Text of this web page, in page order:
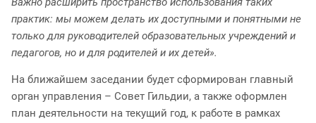
практик: мы можем делать их доступными и понятными не
только для руководителей образовательных учреждений и
педагогов, но и для родителей и их детей».
На ближайшем заседании будет сформирован главный
орган управления – Совет Гильдии, а также оформлен
план деятельности на текущий год, к работе в рамках